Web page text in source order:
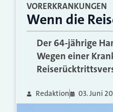
VORERKRANKUNGEN
Wenn die
Der 64-jährige
Wegen einer
Redaktion 03. Juni